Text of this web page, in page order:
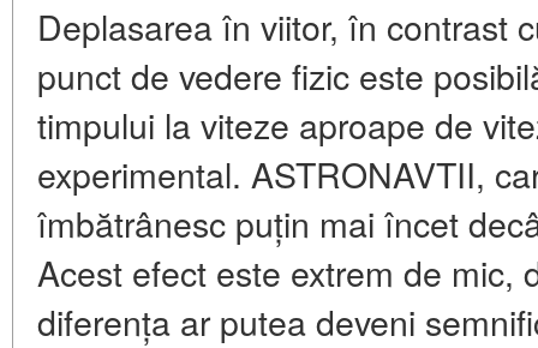
Deplasarea în viitor, în contrast
punct de vedere fizic este
timpului la viteze aproape de
experimental. ASTRONAVTII,
îmbătrânesc puțin mai încet
Acest efect este extrem de mic,
diferența ar putea deveni